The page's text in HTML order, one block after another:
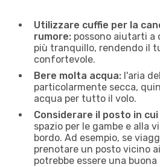
Utilizzare cuffie per la
rumore: possono aiutarti a
più tranquillo, rendendo il
confortevole.
Bere molta acqua: l'aria
particolarmente secca,
acqua per tutto il volo.
Considerare il posto in
spazio per le gambe e alla
bordo. Ad esempio, se
prenotare un posto vicino
potrebbe essere una buona